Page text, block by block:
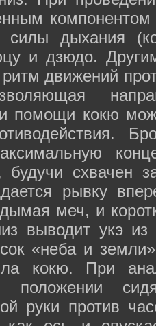
компонентом
силы дыхания
и дзюдо.
движений
помощи кокю
будучи схвачен
рывку
меч, и
выводит укэ
«неба и
кокю. При
положении
руки против